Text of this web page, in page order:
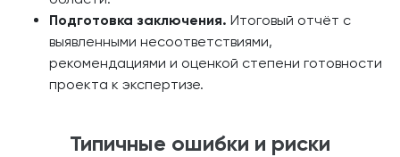
Подготовка заключения. Итоговый отчёт с
выявленными несоответствиями,
рекомендациями и оценкой степени готовности
проекта к экспертизе.
Типичные ошибки и риски